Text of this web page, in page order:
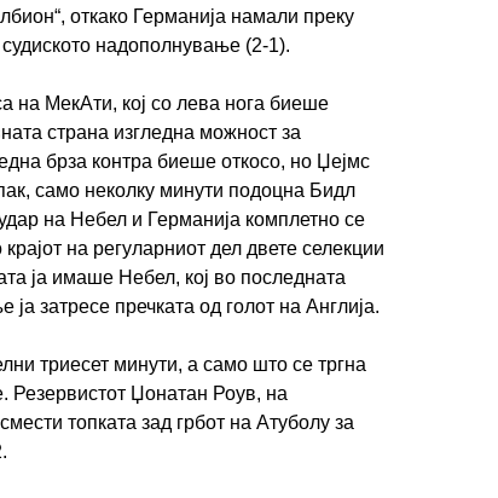
откако Германија намали преку
надополнување (2-1).
на МекАти, кој со лева нога биеше
страна изгледна можност за
брза контра биеше откосо, но Џејмс
само неколку минути подоцна Бидл
на Небел и Германија комплетно се
на регуларниот дел двете селекции
ја имаше Небел, кој во последната
затресе пречката од голот на Англија.
триесет минути, а само што се тргна
Резервистот Џонатан Роув, на
топката зад грбот на Атуболу за
МАРКЕТИНГ КОНТАКТ
Сите права задржани
Gol.mk се заштитени со Законот за авторското право и
употреба на текстови, фотографии или податоци од